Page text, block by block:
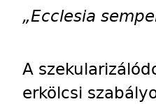
„Ecclesia
A
erkölcsi